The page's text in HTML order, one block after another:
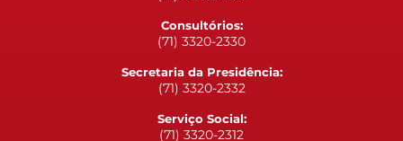
Consultórios:
(71) 3320-2330
Secretaria da Presidência:
(71) 3320-2332
Serviço Social:
(71) 3320-2312